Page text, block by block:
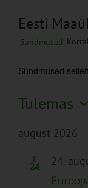
Eesti
Sündmused
Sündmused
Tulemas
kuupäev.
august 2026
E
24 24.